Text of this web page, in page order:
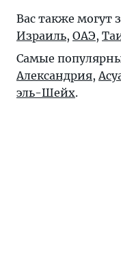
Вас также могут
Израиль, ОАЭ,
Самые
Александрия,
эль-Шейх.